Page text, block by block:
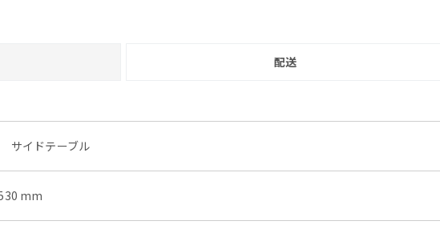
配送
サイドテーブル
mm